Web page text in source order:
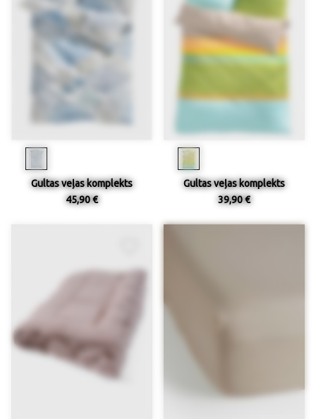
Gultas veļas komplekts
45,90 €
Gultas veļas komplekts
39,90 €